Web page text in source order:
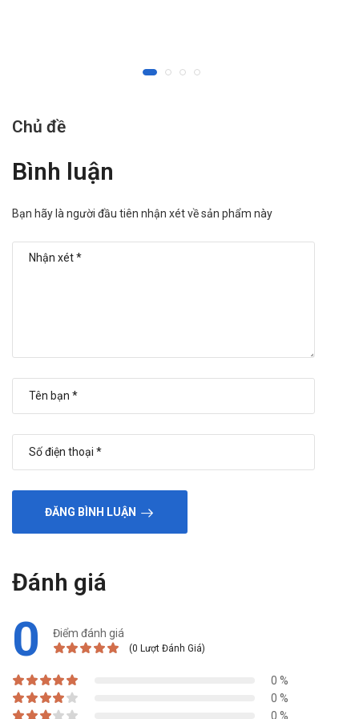
60 mg (3 viên). Ở liều cao: 80 mg (4 viên) thì uống ngày
Hoặc theo hướng dẫn của Bác sĩ.
Cách dùng:
Uống trước bữa ăn sáng 30 phút.
Tác dụng phụ có thể gặp khi dùng thuốc
tăng men gan transaminase tạm thời là các tác dụng
không mong muốn ít gặp hơn.
Bạch cầu, tiểu cầu giảm, trầm cảm, phù ngoại biên, đổ
nhiều mồ hôi,...là những tác dụng không mong muốn hiếm
gặp.
Thông tin ngay tới bác sĩ các tác dụng không mong muốn
khi sử dụng thuốc mà bạn gặp phải.
Thuốc có tương tác với thuốc khác hoặc
thực phẩm không?
số thuốc như Diazepam, Phenytoin và Warfarin do gây
tương tác với các dược chất chuyển hóa qua hệ enzym
trong cơ thể kéo dài hơn. Bên cạnh đó, các nghiên cứu
cho thấy Omeprazol có khả năng làm tăng nồng độ
Không chỉ vậy, Omeprazol còn khuếch đại tác dụng của
dicoumarol và tăng hiệu quả điều trị trong phác đồ tiêu
Chủ đề
Bình luận
Bạn hãy là người đầu tiên nhận xét về sản phẩm này
ĐĂNG BÌNH LUẬN
Đánh giá
0 Điểm đánh giá
(0 Lượt Đánh Giá)
0 %
0 %
0 %